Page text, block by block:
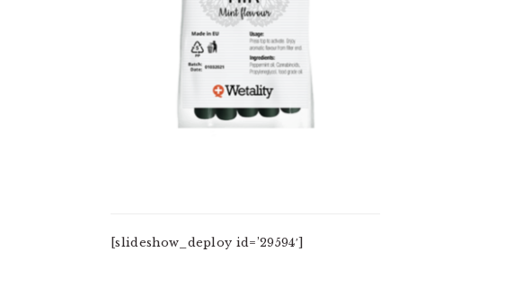
[slideshow_deploy id=’29594′]